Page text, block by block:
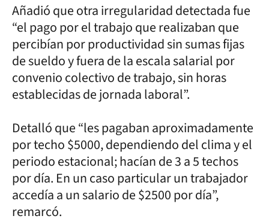
Añadió que otra irregularidad detectada fue
“el pago por el trabajo que realizaban que
percibían por productividad sin sumas fijas
de sueldo y fuera de la escala salarial por
convenio colectivo de trabajo, sin horas
establecidas de jornada laboral”.
Detalló que “les pagaban aproximadamente
por techo $5000, dependiendo del clima y el
periodo estacional; hacían de 3 a 5 techos
por día. En un caso particular un trabajador
accedía a un salario de $2500 por día”,
remarcó.